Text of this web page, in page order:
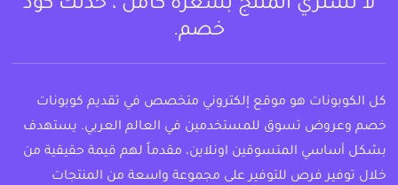
لا تشتري المنتج بسعره كامل ، خذلك كود
خصم.
كل الكوبونات هو موقع إلكتروني متخصص في تقديم كوبونات
خصم وعروض تسوق للمستخدمين في العالم العربي. يستهدف
بشكل أساسي المتسوقين اونلاين، مقدماً لهم قيمة حقيقية من
خلال توفير فرص للتوفير على مجموعة واسعة من المنتجات